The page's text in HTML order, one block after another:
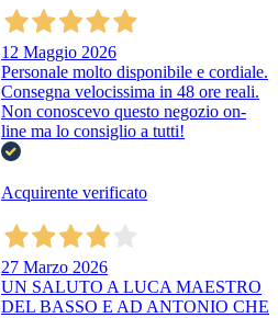
12 Maggio 2026
Personale molto disponibile e cordiale.
Consegna velocissima in 48 ore reali.
Non conoscevo questo negozio on-
line ma lo consiglio a tutti!
Acquirente verificato
27 Marzo 2026
UN SALUTO A LUCA MAESTRO
DEL BASSO E AD ANTONIO CHE